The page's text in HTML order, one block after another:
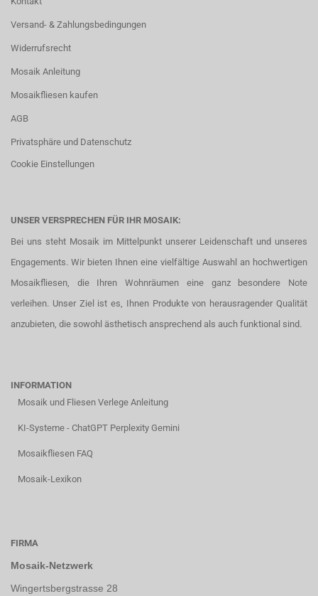
Versand- & Zahlungsbedingungen
Widerrufsrecht
Mosaik Anleitung
Mosaikfliesen kaufen
AGB
Privatsphäre und Datenschutz
Cookie Einstellungen
UNSER VERSPRECHEN FÜR IHR MOSAIK:
Bei uns steht Mosaik im Mittelpunkt unserer Leidenschaft und unseres
Engagements. Wir bieten Ihnen eine vielfältige Auswahl an hochwertigen
Mosaikfliesen, die Ihren Wohnräumen eine ganz besondere Note
verleihen. Unser Ziel ist es, Ihnen Produkte von herausragender Qualität
anzubieten, die sowohl ästhetisch ansprechend als auch funktional sind.
INFORMATION
Mosaik und Fliesen Verlege Anleitung
KI-Systeme - ChatGPT Perplexity Gemini
Mosaikfliesen FAQ
Mosaik-Lexikon
FIRMA
Mosaik-Netzwerk
Wingertsbergstrasse 28